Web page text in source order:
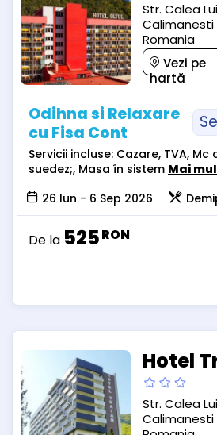
Str. Calea
Romania
Vezi pe
hartă
Odihna si Relaxare
cu Fisa Cont
Servicii incluse: Cazare, TVA,
suedez;, Masa în sistem Mai
26 Iun - 6 Sep 2026
De la 525RON
Hotel
Str. Calea